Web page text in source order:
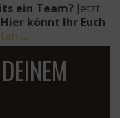
ein Team? Jetzt
Hier könnt Ihr Euch
…